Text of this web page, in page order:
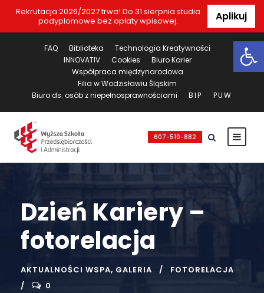
Rekrutacja 2026/2027 trwa! Do 31 sierpnia studia
podyplomowe bez opłaty wpisowej.
Aplikuj
FAQ Biblioteka
Technologia Kreatywności
INNOVATIV
Cookies
Biuro Karier
Współpraca międzynarodowa
Filia w Wodzisławiu Śląskim
Biuro ds. osób z niepełnosprawnościami
BIP PUW
607-510-882
Dzień Kariery –
fotorelacja
AKTUALNOŚCI WSPA, GALERIA
FOTORELACJA
0